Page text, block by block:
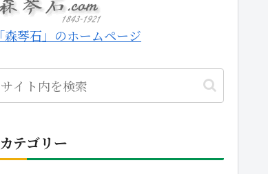
「森琴石」のホームページ
カテゴリー